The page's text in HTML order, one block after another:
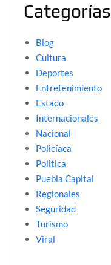
Categorías
Blog
Cultura
Deportes
Entretenimiento
Estado
Internacionales
Nacional
Policíaca
Politica
Puebla Capital
Regionales
Seguridad
Turismo
Viral